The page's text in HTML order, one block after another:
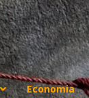
Economia